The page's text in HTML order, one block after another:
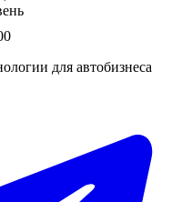
для автобизнеса